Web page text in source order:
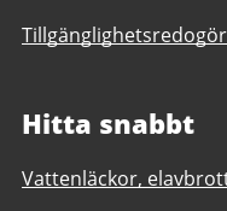
Hitta snabbt
Vattenläckor,